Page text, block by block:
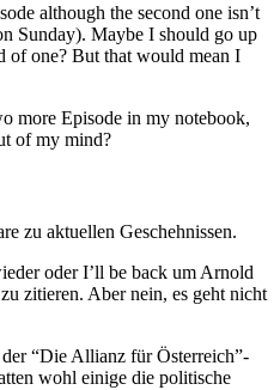
although the second one isn’t
Sunday). Maybe I should go up
of one? But that would mean I
more Episode in my notebook,
of my mind?
zu aktuellen Geschehnissen.
oder I’ll be back um Arnold
zitieren. Aber nein, es geht nicht
“Die Allianz für Österreich”-
wohl einige die politische